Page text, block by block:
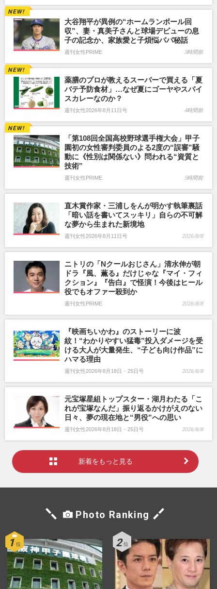
大谷翔平が異例の“ホームランボール回
収”、妻・真美子さんと球場デビューの息
子の記念か、家族愛と子煩悩パパ秘話
週刊女性PRIME 3時間前
薬膳のプロが教えるスーパーで買える「夏
バテ予防食材」…なぜ夏にゴーヤやスパイ
スカレーなのか？
週刊女性2026年8月11日号 4時間前
「第108回全国高校野球選手権大会」甲子
園初の女性審判委員のよる2度の“誤審”騒
動に《性別は関係ない》問われる“資質と
技術”
週刊女性PRIME 5時間前
直木賞作家・三浦しをんが明かす執筆裏話
「暗い話を書いてスッキリ」自らの不可解
な夢から生まれた新境地
週刊女性2026年8月11日号 2026/8/8
ニトリの「Nクールおじさん」清水伸が朝
ドラ『風、薫る』だけじゃな『マイ・フィ
クション』『告白』で怪演！今後はヒール
役でもオファー殺到か
週刊女性PRIME 2026/8/8
『映画ちいかわ』のストーリーに波
紋！“わかりやすい猛毒”投入ダメージを受
ける大人が大量発生、“子ども向け作品”に
ハマる理由
週刊女性2026年8月18日・25日号 2026/8/8
元宝塚星組トップスター・湖月わたる「こ
れが宝塚なんだ」振り返るかけがえのない
日々、夢の現在地と“男役”への思い
週刊女性2026年8月18日・25日号 2026/8/8
新着をもっと見る
Photo Ranking